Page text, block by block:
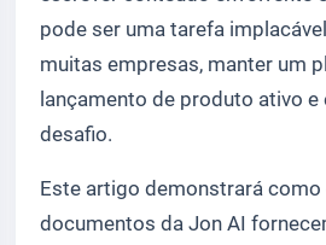
pode ser uma tarefa
muitas empresas, manter um
lançamento de produto ativo e
desafio.
Este artigo demonstrará
documentos da Jon AI